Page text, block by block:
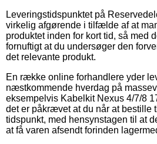
Leveringstidspunktet på
virkelig afgørende i tilfælde af at
produktet inden for kort tid, så med
fornuftigt at du undersøger den
det relevante produkt.
En række online forhandlere yder
næstkommende hverdag på
eksempelvis Kabelkit Nexus 4/7/8
det er påkrævet at du når at bestille
tidspunkt, med hensynstagen til at
at få varen afsendt forinden